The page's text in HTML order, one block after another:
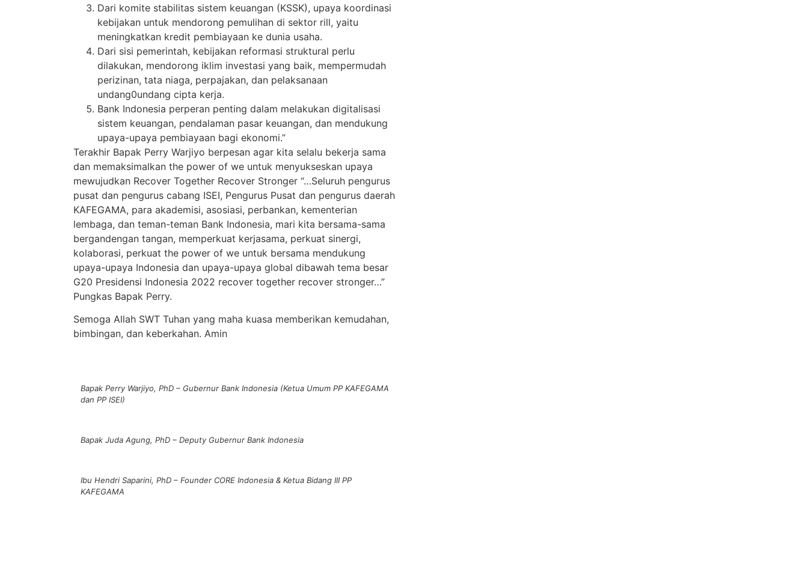
Dari komite stabilitas sistem keuangan (KSSK), upaya koordinasi
kebijakan untuk mendorong pemulihan di sektor rill, yaitu
meningkatkan kredit pembiayaan ke dunia usaha.
Dari sisi pemerintah, kebijakan reformasi struktural perlu
dilakukan, mendorong iklim investasi yang baik, mempermudah
perizinan, tata niaga, perpajakan, dan pelaksanaan
undang0undang cipta kerja.
Bank Indonesia perperan penting dalam melakukan digitalisasi
sistem keuangan, pendalaman pasar keuangan, dan mendukung
upaya-upaya pembiayaan bagi ekonomi.”
Terakhir Bapak Perry Warjiyo berpesan agar kita selalu bekerja sama
dan memaksimalkan the power of we untuk menyukseskan upaya
mewujudkan Recover Together Recover Stronger “…Seluruh pengurus
pusat dan pengurus cabang ISEI, Pengurus Pusat dan pengurus daerah
KAFEGAMA, para akademisi, asosiasi, perbankan, kementerian
lembaga, dan teman-teman Bank Indonesia, mari kita bersama-sama
bergandengan tangan, memperkuat kerjasama, perkuat sinergi,
kolaborasi, perkuat the power of we untuk bersama mendukung
upaya-upaya Indonesia dan upaya-upaya global dibawah tema besar
G20 Presidensi Indonesia 2022 recover together recover stronger…”
Pungkas Bapak Perry.
Semoga Allah SWT Tuhan yang maha kuasa memberikan kemudahan,
bimbingan, dan keberkahan. Amin
Bapak Perry Warjiyo, PhD – Gubernur Bank Indonesia (Ketua Umum PP KAFEGAMA
dan PP ISEI)
Bapak Juda Agung, PhD – Deputy Gubernur Bank Indonesia
Ibu Hendri Saparini, PhD – Founder CORE Indonesia & Ketua Bidang III PP
KAFEGAMA